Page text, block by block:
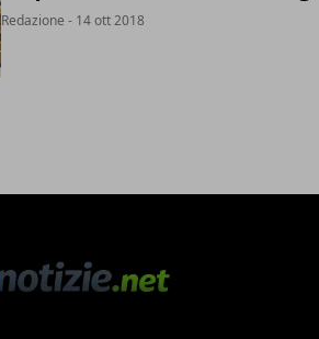
Redazione - 14 ott 2018